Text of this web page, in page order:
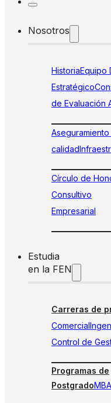
Nosotros
HistoriaEquipo
Estratégico
de Evaluación
calidad
Círculo de
Consultivo
Empresarial
Estudia
en la FEN
Carreras de
Comercial
Control de
Programas de
PostgradoMBA